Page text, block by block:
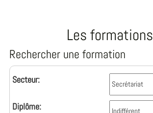
Les formations
Rechercher une formation
Secteur:
Diplôme: